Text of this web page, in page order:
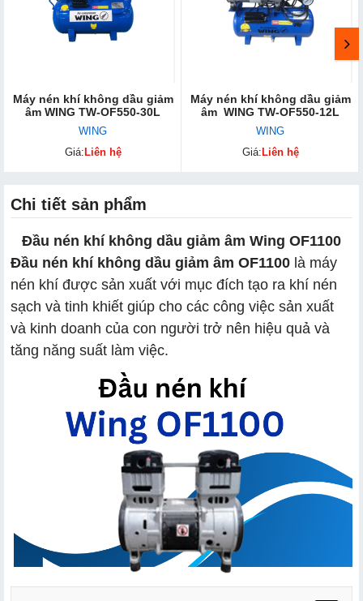
Máy nén khí không dầu giảm
âm WING TW-OF550-30L
WING
Giá: Liên hệ
Máy nén khí không dầu giảm
âm WING TW-OF550-12L
WING
Giá: Liên hệ
Chi tiết sản phẩm
Đầu nén khí không dầu giảm âm Wing OF1100
Đầu nén khí không dầu giảm âm OF1100 là máy
nén khí được sản xuất với mục đích tạo ra khí nén
sạch và tinh khiết giúp cho các công việc sản xuất
và kinh doanh của con người trở nên hiệu quả và
tăng năng suất làm việc.